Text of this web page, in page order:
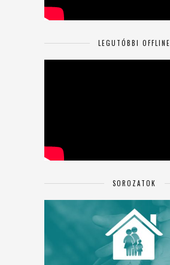
LEGUTÓBBI OFFLINE
SOROZATOK